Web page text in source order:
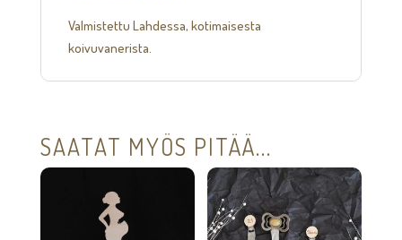
Valmistettu Lahdessa, kotimaisesta
koivuvanerista.
SAATAT MYÖS PITÄÄ...